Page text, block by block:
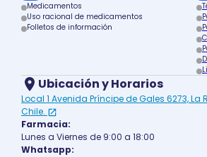
Medicamentos
Uso racional de medicamentos
Folletos de información
Ubicación y Horarios
Local 1 Avenida Príncipe de Gales 6273, La
Chile.
Farmacia:
Lunes a Viernes de 9:00 a 18:00
Whatsapp: